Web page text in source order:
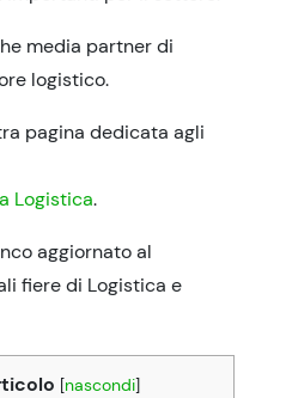
media partner di
logistico.
pagina dedicata agli
Logistica.
aggiornato al
fiere di Logistica e
[nascondi]